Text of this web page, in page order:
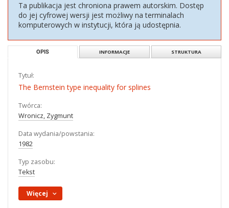
Ta publikacja jest chroniona prawem autorskim. Dostęp
do jej cyfrowej wersji jest możliwy na terminalach
komputerowych w instytucji, która ją udostępnia.
OPIS INFORMACJE STRUKTURA
Tytuł:
The Bernstein type inequality for splines
Twórca:
Wronicz, Zygmunt
Data wydania/powstania:
1982
Typ zasobu:
Tekst
Więcej